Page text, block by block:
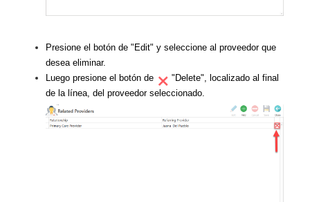
Presione el botón de "Edit" y seleccione al proveedor que
desea eliminar.
Luego presione el botón de
"Delete", localizado al final
de la línea, del proveedor seleccionado.